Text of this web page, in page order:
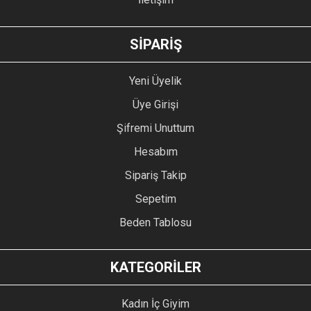
GÖNDER
SİPARİŞ
Yeni Üyelik
Üye Girişi
Şifremi Unuttum
Hesabım
Sipariş Takip
Sepetim
Beden Tablosu
KATEGORİLER
Kadın İç Giyim